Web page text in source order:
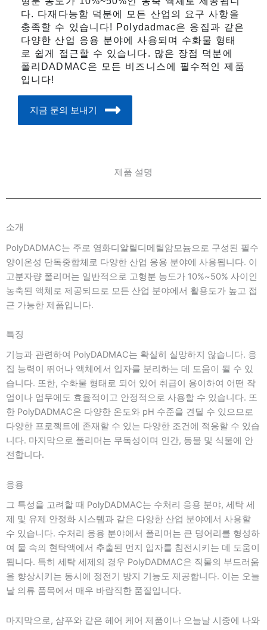
다. 다재다능함 덕분에 모든 산업의 요구 사항을
충족할 수 있습니다! Polydadmac은 응집과 같은
다양한 산업 응용 분야에 사용되며 수화물 형태
로 쉽게 접근할 수 있습니다. 많은 장점 덕분에
폴리DADMAC은 모든 비즈니스에 필수적인 제품
입니다!
지금 문의 보내기
제품 설명
소개
PolyDADMAC는 주로 염화디알릴디메틸암모늄으로 구성된 필수
양이온성 단독중합체로 다양한 산업 응용 분야에 사용됩니다. 이
고분자량 폴리머는 일반적으로 고형분 농도가 10%~50% 사이인
농축된 액체로 제공되므로 모든 산업 분야에서 활용도가 높고 접
근 가능한 제품입니다.
특징
기능과 관련하여 PolyDADMAC는 확실히 실망하지 않습니다. 응
집 능력이 뛰어나 액체에서 입자를 분리하는 데 도움이 될 수 있
습니다. 또한, 수화물 형태로 되어 있어 취급이 용이하여 어떤 작
업이나 업무에도 효율적이고 안정적으로 사용할 수 있습니다. 또
한 PolyDADMAC은 다양한 온도와 pH 수준을 견딜 수 있으므로
다양한 프로젝트에 존재할 수 있는 다양한 조건에 적응할 수 있습
니다. 마지막으로 폴리머는 무독성이며 인간, 동물 및 식물에 안
전합니다.
응용
그 특성을 고려할 때 PolyDADMAC는 수처리 응용 분야, 세탁 세
제 및 유제 안정화 시스템과 같은 다양한 산업 분야에서 사용할
수 있습니다. 수처리 응용 분야에서 폴리머는 큰 덩어리를 형성하
여 물 속의 현탁액에서 추출된 먼지 입자를 침전시키는 데 도움이
됩니다. 특히 세탁 세제의 경우 PolyDADMAC은 직물의 부드러움
을 향상시키는 동시에 정전기 방지 기능도 제공합니다. 이는 오늘
날 의류 품목에서 매우 바람직한 품질입니다.
마지막으로, 샴푸와 같은 헤어 케어 제품이나 오늘날 시중에 나와